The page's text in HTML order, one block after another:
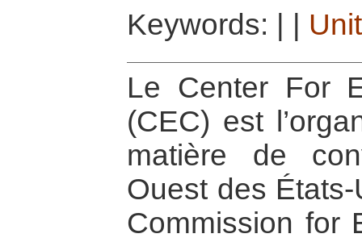
Keywords:
Le Center For
(CEC) est
matière de
Ouest des
Commission for